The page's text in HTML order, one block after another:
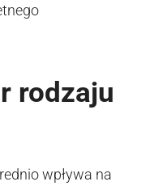
rodzaju
wpływa na